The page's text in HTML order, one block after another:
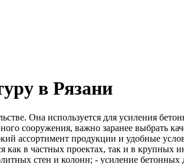
в Рязани
Она используется для усиления
сооружения, важно заранее выбрать
продукции и удобные
как в частных проектах, так и в
стен и колонн; - усиление